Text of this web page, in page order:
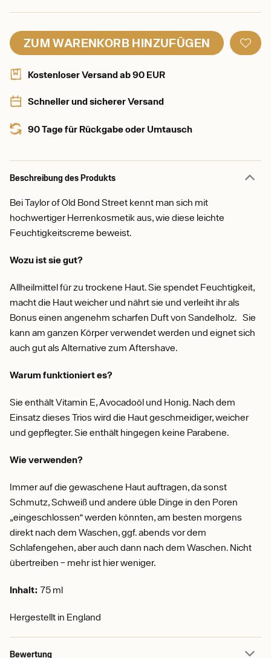
ZUM WARENKORB HINZUFÜGEN
Kostenloser Versand ab 90 EUR
Schneller und sicherer Versand
90 Tage für Rückgabe oder Umtausch
Beschreibung des Produkts
Bei Taylor of Old Bond Street kennt man sich mit
hochwertiger Herrenkosmetik aus, wie diese leichte
Feuchtigkeitscreme beweist.
Wozu ist sie gut?
Allheilmittel für zu trockene Haut. Sie spendet Feuchtigkeit,
macht die Haut weicher und nährt sie und verleiht ihr als
Bonus einen angenehm scharfen Duft von Sandelholz. Sie
kann am ganzen Körper verwendet werden und eignet sich
auch gut als Alternative zum Aftershave.
Warum funktioniert es?
Sie enthält Vitamin E, Avocadoöl und Honig. Nach dem
Einsatz dieses Trios wird die Haut geschmeidiger, weicher
und gepflegter. Sie enthält hingegen keine Parabene.
Wie verwenden?
Immer auf die gewaschene Haut auftragen, da sonst
Schmutz, Schweiß und andere üble Dinge in den Poren
„eingeschlossen“ werden könnten, am besten morgens
direkt nach dem Waschen, ggf. abends vor dem
Schlafengehen, aber auch dann nach dem Waschen. Nicht
übertreiben – mehr ist hier weniger.
Inhalt: 75 ml
Hergestellt in England
Bewertung